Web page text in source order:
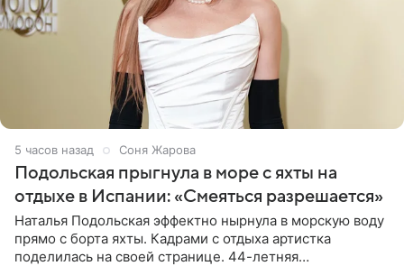
5 часов назад Соня Жарова
Подольская прыгнула в море с яхты на
отдыхе в Испании: «Смеяться разрешается»
Наталья Подольская эффектно нырнула в морскую воду
прямо с борта яхты. Кадрами с отдыха артистка
поделилась на своей странице. 44-летняя